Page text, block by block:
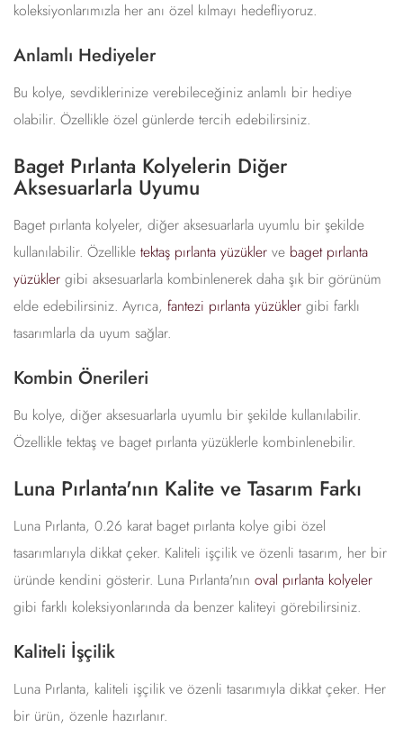
koleksiyonlarımızla her anı özel kılmayı hedefliyoruz.
Anlamlı Hediyeler
Bu kolye, sevdiklerinize verebileceğiniz anlamlı bir hediye
olabilir. Özellikle özel günlerde tercih edebilirsiniz.
Baget Pırlanta Kolyelerin Diğer
Aksesuarlarla Uyumu
Baget pırlanta kolyeler, diğer aksesuarlarla uyumlu bir şekilde
kullanılabilir. Özellikle tektaş pırlanta yüzükler ve baget pırlanta
yüzükler gibi aksesuarlarla kombinlenerek daha şık bir görünüm
elde edebilirsiniz. Ayrıca, fantezi pırlanta yüzükler gibi farklı
tasarımlarla da uyum sağlar.
Kombin Önerileri
Bu kolye, diğer aksesuarlarla uyumlu bir şekilde kullanılabilir.
Özellikle tektaş ve baget pırlanta yüzüklerle kombinlenebilir.
Luna Pırlanta'nın Kalite ve Tasarım Farkı
Luna Pırlanta, 0.26 karat baget pırlanta kolye gibi özel
tasarımlarıyla dikkat çeker. Kaliteli işçilik ve özenli tasarım, her bir
üründe kendini gösterir. Luna Pırlanta'nın oval pırlanta kolyeler
gibi farklı koleksiyonlarında da benzer kaliteyi görebilirsiniz.
Kaliteli İşçilik
Luna Pırlanta, kaliteli işçilik ve özenli tasarımıyla dikkat çeker. Her
bir ürün, özenle hazırlanır.